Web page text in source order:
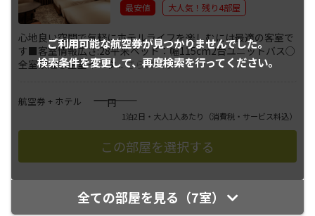
ご利用可能な航空券が見つかりませんでした。
検索条件を変更して、再度検索を行ってください。
最安値 大人気！残り4部屋
心地良い空間で気軽にホテルライフを楽しむには最適の客室で
す■客室情報広さ:28平米ベッド：幅115cm2台ユニットバス○
全室禁煙○全室インタ...さらに表示
航空券 + ホテル ――――円
1泊2日・大人1人あたり （消費税・サービス料込）
全ての部屋を見る（7室）